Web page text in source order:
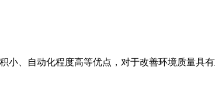
、自动化程度高等优点，对于改善环境质量具